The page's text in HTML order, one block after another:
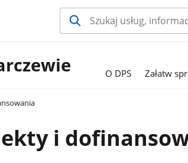
O DPS Załatw
i